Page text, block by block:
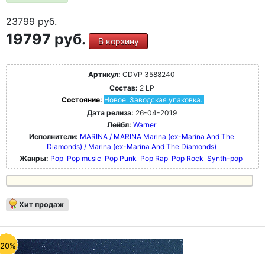
23799руб.
19797 руб. В корзину
Артикул: CDVP 3588240
Состав: 2 LP
Состояние: Новое. Заводская упаковка.
Дата релиза: 26-04-2019
Лейбл: Warner
Исполнители: MARINA / MARINA Marina (ex-Marina And The
Diamonds) / Marina (ex-Marina And The Diamonds)
Жанры: Pop Pop music Pop Punk Pop Rap Pop Rock Synth-pop
Хит продаж